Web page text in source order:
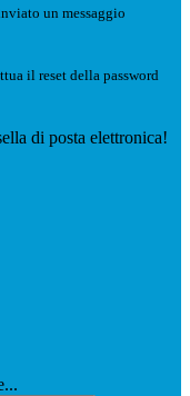
un messaggio
il reset della password
di posta elettronica!